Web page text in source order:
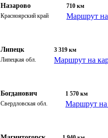
Назарово
Красноярский край
710 км
Маршрут на
Липецк
Липецкая обл.
3 319 км
Маршрут на
Богданович
Свердловская обл.
1 570 км
Маршрут на